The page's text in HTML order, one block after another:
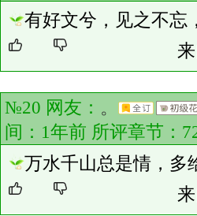
有好文兮，见之不忘
№20 网友： 。
间：1年前 所评章节：
万水千山总是情，多